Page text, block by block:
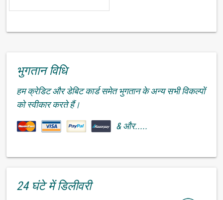
भुगतान विधि
हम क्रेडिट और डेबिट कार्ड समेत भुगतान के अन्य सभी विकल्पों
को स्वीकार करते हैं।
& और.....
24 घंटे में डिलीवरी